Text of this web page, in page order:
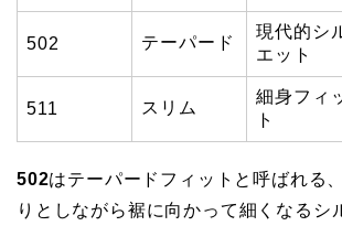
502 テーパード
現代的シ
エット
511 スリム
細身フィ
ト
502はテーパードフィットと呼ばれる
りとしながら裾に向かって細くなるシ